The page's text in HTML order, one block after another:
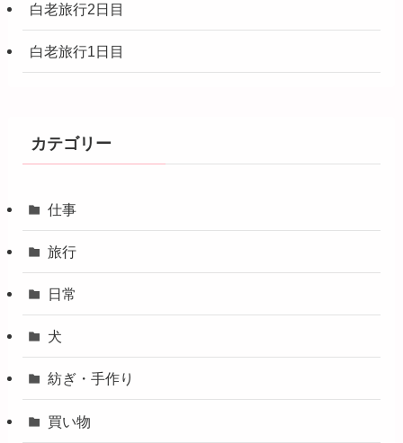
白老旅行2日目
白老旅行1日目
カテゴリー
仕事
旅行
日常
犬
紡ぎ・手作り
買い物